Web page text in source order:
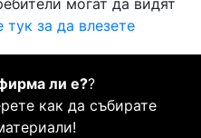
могат да видят
тук за да влезете
ли е??
как да събирате